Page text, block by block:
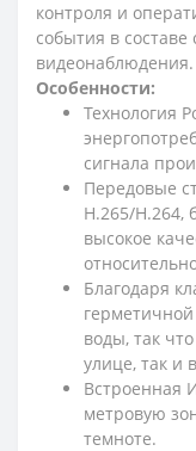
контроля и
события в
видеонаблюдения.
Особенности:
Технология
сигнала
Передовые
H.265/H.264,
высокое
Благодаря
воды, так
улице, так и
Встроенная
метровую
темноте.